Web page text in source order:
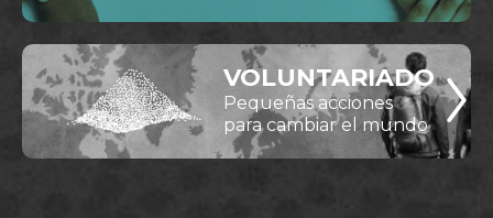
VOLUNTARIADO
Pequeñas acciones
para cambiar el mundo